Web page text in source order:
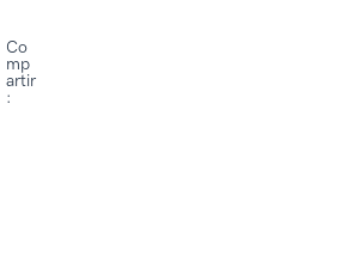
Co
mp
artir
: